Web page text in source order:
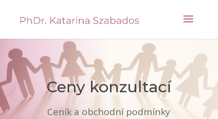
Ceny konzultací
Ceník a obchodní podmínky